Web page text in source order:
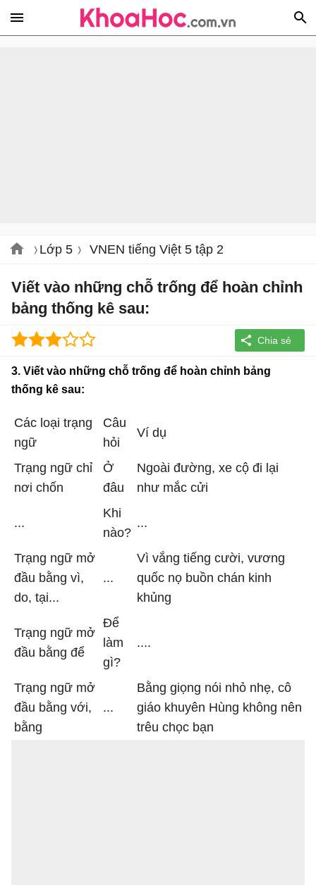
Lớp 5 VNEN tiếng Việt 5 tập 2
Viết vào những chỗ trống để hoàn chỉnh
bảng thống kê sau:
3. Viết vào những chỗ trống để hoàn chỉnh bảng
thống kê sau:
Các loại trạng
ngữ
Câu
hỏi
Ví dụ
Trạng ngữ chỉ
nơi chốn
Ở
đâu
Ngoài đường, xe cộ đi lại
như mắc cửi
...
Khi
nào?
...
Trạng ngữ mở
đầu bằng vì,
do, tại...
...
Vì vắng tiếng cười, vương
quốc nọ buồn chán kinh
khủng
Trạng ngữ mở
đầu bằng để
Để
làm
gì?
....
Trạng ngữ mở
đầu bằng với,
bằng
...
Bằng giọng nói nhỏ nhẹ, cô
giáo khuyên Hùng không nên
trêu chọc bạn